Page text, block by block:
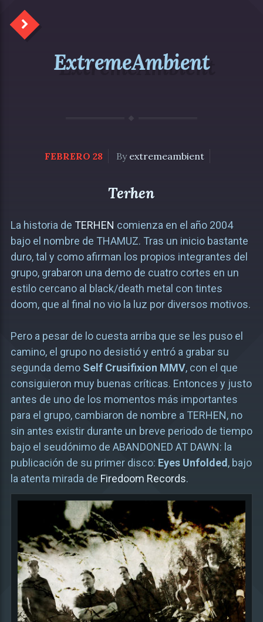
ExtremeAmbient
FEBRERO 28 By extremeambient
Terhen
La historia de TERHEN comienza en el año 2004
bajo el nombre de THAMUZ. Tras un inicio bastante
duro, tal y como afirman los propios integrantes del
grupo, grabaron una demo de cuatro cortes en un
estilo cercano al black/death metal con tintes
doom, que al final no vio la luz por diversos motivos.
Pero a pesar de lo cuesta arriba que se les puso el
camino, el grupo no desistió y entró a grabar su
segunda demo Self Crusifixion MMV, con el que
consiguieron muy buenas críticas. Entonces y justo
antes de uno de los momentos más importantes
para el grupo, cambiaron de nombre a TERHEN, no
sin antes existir durante un breve periodo de tiempo
bajo el seudónimo de ABANDONED AT DAWN: la
publicación de su primer disco: Eyes Unfolded , bajo
la atenta mirada de Firedoom Records.